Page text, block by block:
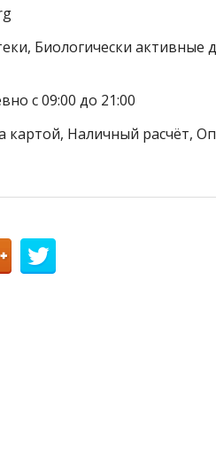
Биологически
с 09:00 до 21:00
картой, Наличный расчёт,